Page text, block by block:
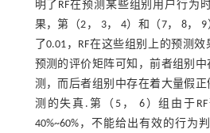
明了RF在预测某些组别用户行为
果，第（2， 3， 4）和（7， 8，
了0.01，RF在这些组别上的预测
预测的评价矩阵可知，前者组别
测，而后者组别中存在着大量假
测的失真.第（5， 6）组由于
40%~60%，不能给出有效的行为